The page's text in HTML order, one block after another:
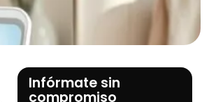
ESTOY DE ACUERDO CON LAPOLÍTICA DE
PRIVACIDAD
Infórmate sin
compromiso